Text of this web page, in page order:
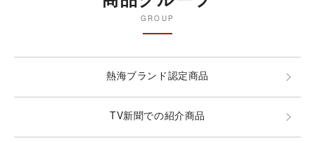
GROUP
熱海ブランド認定商品
TV新聞での紹介商品